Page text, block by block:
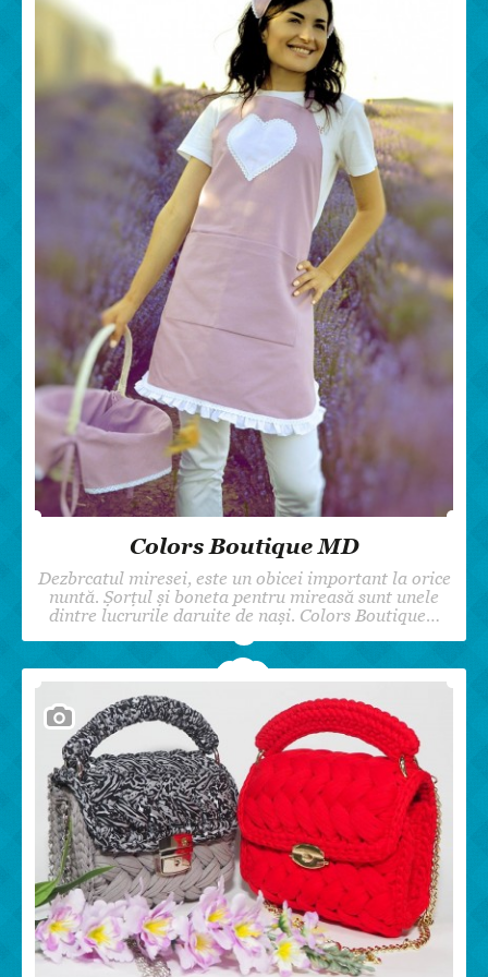
Colors Boutique MD
Dezbrcatul miresei, este un obicei important la orice
nuntă. Șorțul și boneta pentru mireasă sunt unele
dintre lucrurile daruite de nași. Colors Boutique…